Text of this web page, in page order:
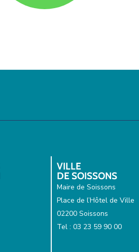
VILLE
DE SOISSONS
Maire de Soissons
Place de l’Hôtel de Ville
02200 Soissons
Tel : 03 23 59 90 00